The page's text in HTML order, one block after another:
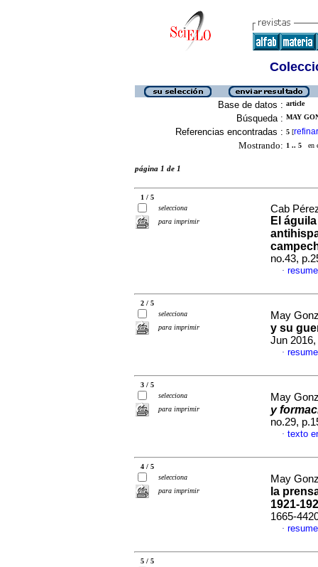
Base de datos : article
Búsqueda : MAY
Referencias encontradas : 5 [refinar
Mostrando: 1 .. 5 en
página 1 de 1
1 / 5
selecciona
para imprimir
Cab
El
no.43,
·
2 / 5
selecciona
para imprimir
May
y su
Jun
·
3 / 5
selecciona
para imprimir
May
y
no.29,
· texto
4 / 5
selecciona
para imprimir
May
la
1921-
1665-
·
5 / 5